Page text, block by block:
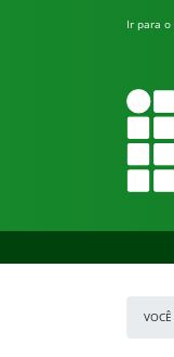
Ir para